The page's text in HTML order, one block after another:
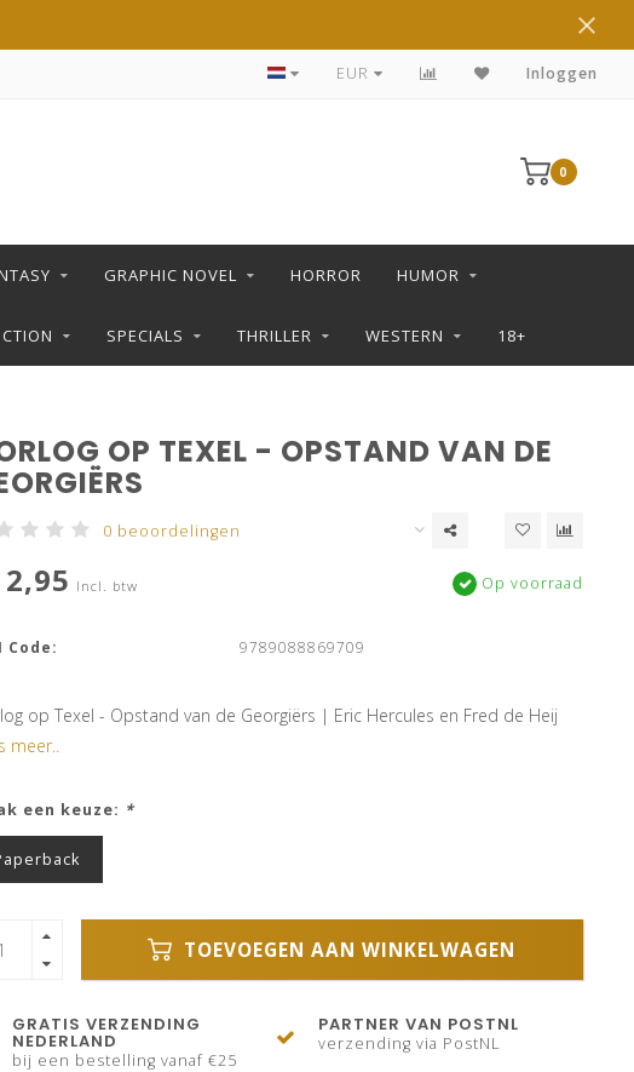
DE LEUKSTE STRIPS KOOP JE IN DE L SHOP
EUR Inloggen
0
GRAPHIC NOVEL HORROR HUMOR
SPECIALS THRILLER WESTERN 18+
OP TEXEL - OPSTAND VAN DE
0 beoordelingen
Incl. btw Op voorraad
Code: 9789088869709
op Texel - Opstand van de Georgiërs | Eric Hercules en Fred de Heij
meer..
een keuze: *
TOEVOEGEN AAN WINKELWAGEN
GRATIS VERZENDING
NEDERLAND
bij een bestelling vanaf €25
PARTNER VAN POSTNL
verzending via PostNL